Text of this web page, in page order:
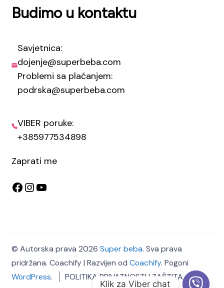
Budimo u kontaktu
Savjetnica:
dojenje@superbeba.com
Problemi sa plaćanjem:
podrska@superbeba.com
VIBER poruke:
+385977534898
Zaprati me
Facebook
Instagram
YouTube
© Autorska prava 2026 Super beba. Sva prava
pridržana. Coachify | Razvijen od Coachify. Pogoni
WordPress.
POLITIKA PRIVATNOSTI I ZAŠTITA
Klik za Viber chat